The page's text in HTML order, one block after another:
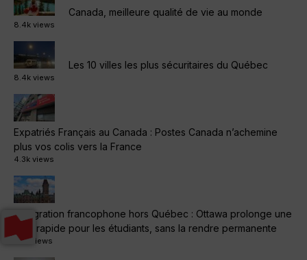
Canada, meilleure qualité de vie au monde
8.4k views
Les 10 villes les plus sécuritaires du Québec
8.4k views
Expatriés Français au Canada : Postes Canada n’achemine
plus vos colis vers la France
4.3k views
Immigration francophone hors Québec : Ottawa prolonge une
voie rapide pour les étudiants, sans la rendre permanente
1.4k views